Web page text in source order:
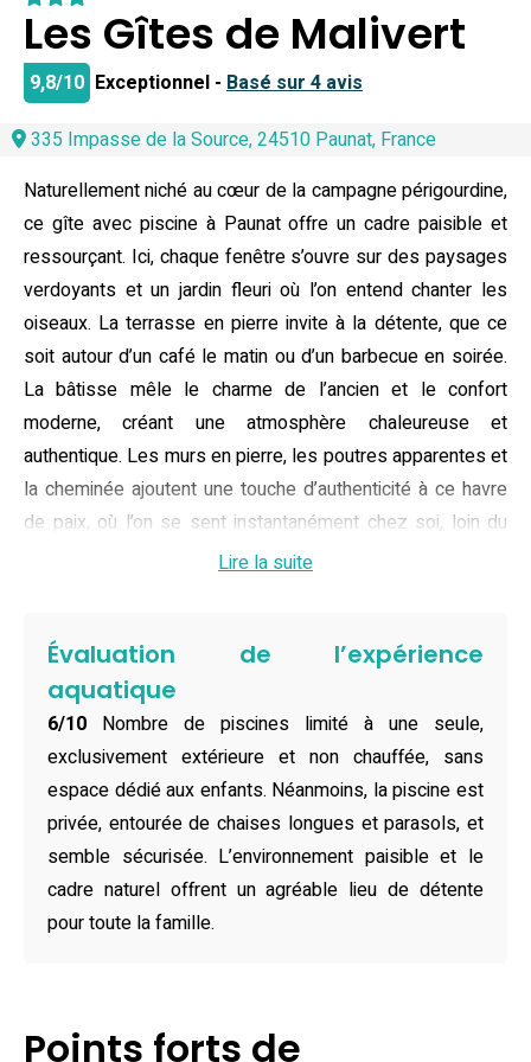
Les Gîtes de Malivert
9,8/10 Exceptionnel - Basé sur 4 avis
335 Impasse de la Source, 24510 Paunat, France
Naturellement niché au cœur de la campagne périgourdine,
ce gîte avec piscine à Paunat offre un cadre paisible et
ressourçant. Ici, chaque fenêtre s’ouvre sur des paysages
verdoyants et un jardin fleuri où l’on entend chanter les
oiseaux. La terrasse en pierre invite à la détente, que ce
soit autour d’un café le matin ou d’un barbecue en soirée.
La bâtisse mêle le charme de l’ancien et le confort
moderne, créant une atmosphère chaleureuse et
authentique. Les murs en pierre, les poutres apparentes et
la cheminée ajoutent une touche d’authenticité à ce havre
de paix, où l’on se sent instantanément chez soi, loin du
tumulte urbain mais à quelques minutes seulement des
Dans cette maison de vacances d’une capacité de six
personnes, découvrez trois chambres spacieuses et
lumineuses, parfaites pour accueillir familles ou amis.
Deux chambres disposent de grands lits doubles tandis
que la troisième offre deux lits simples, assurant à chacun
un espace confortable. La cuisine, entièrement équipée
avec réfrigérateur, lave-vaisselle, four et machine à café,
permet de préparer de délicieux repas à partager dans la
grande salle à manger ou sur la terrasse. Deux salles de
bains modernes, le linge de lit, les serviettes, la connexion
fumeurs et familiales garantissent un environnement sain
Lire la suite
Évaluation de l’expérience
aquatique
6/10 Nombre de piscines limité à une seule,
exclusivement extérieure et non chauffée, sans
espace dédié aux enfants. Néanmoins, la piscine est
privée, entourée de chaises longues et parasols, et
semble sécurisée. L’environnement paisible et le
cadre naturel offrent un agréable lieu de détente
pour toute la famille.
Points forts de